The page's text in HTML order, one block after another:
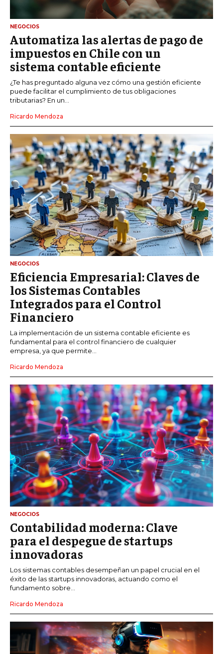
NEGOCIOS
Automatiza las alertas de pago de
impuestos en Chile con un
sistema contable eficiente
¿Te has preguntado alguna vez cómo una gestión eficiente
puede facilitar el cumplimiento de tus obligaciones
tributarias? En un...
Ricardo Mendoza
NEGOCIOS
Eficiencia Empresarial: Claves de
los Sistemas Contables
Integrados para el Control
Financiero
La implementación de un sistema contable eficiente es
fundamental para el control financiero de cualquier
empresa, ya que permite...
Ricardo Mendoza
NEGOCIOS
Contabilidad moderna: Clave
para el despegue de startups
innovadoras
Los sistemas contables desempeñan un papel crucial en el
éxito de las startups innovadoras, actuando como el
fundamento sobre...
Ricardo Mendoza